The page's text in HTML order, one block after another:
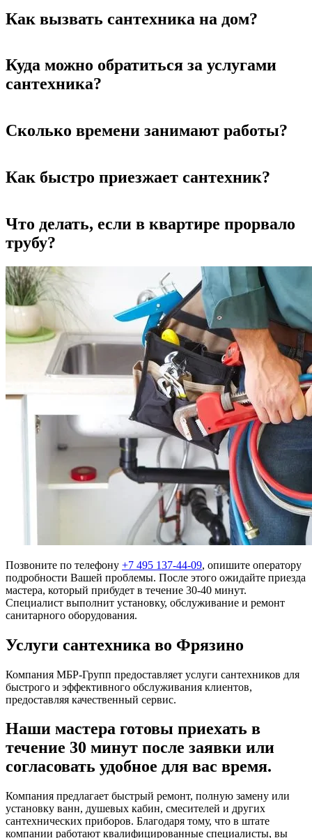
Как вызвать сантехника на дом?
Куда можно обратиться за услугами
сантехника?
Сколько времени занимают работы?
Как быстро приезжает сантехник?
Что делать, если в квартире прорвало
трубу?
Позвоните по телефону +7 495 137-44-09, опишите оператору
подробности Вашей проблемы. После этого ожидайте приезда
мастера, который прибудет в течение 30-40 минут.
Специалист выполнит установку, обслуживание и ремонт
санитарного оборудования.
Услуги сантехника во Фрязино
Компания МБР-Групп предоставляет услуги сантехников для
быстрого и эффективного обслуживания клиентов,
предоставляя качественный сервис.
Наши мастера готовы приехать в
течение 30 минут после заявки или
согласовать удобное для вас время.
Компания предлагает быстрый ремонт, полную замену или
установку ванн, душевых кабин, смесителей и других
сантехнических приборов. Благодаря тому, что в штате
компании работают квалифицированные специалисты, вы